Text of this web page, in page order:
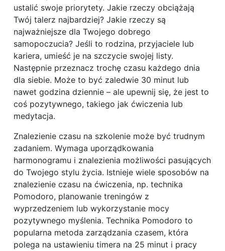
ustalić swoje priorytety. Jakie rzeczy obciążają
Twój talerz najbardziej? Jakie rzeczy są
najważniejsze dla Twojego dobrego
samopoczucia? Jeśli to rodzina, przyjaciele lub
kariera, umieść je na szczycie swojej listy.
Następnie przeznacz trochę czasu każdego dnia
dla siebie. Może to być zaledwie 30 minut lub
nawet godzina dziennie – ale upewnij się, że jest to
coś pozytywnego, takiego jak ćwiczenia lub
medytacja.
Znalezienie czasu na szkolenie może być trudnym
zadaniem. Wymaga uporządkowania
harmonogramu i znalezienia możliwości pasujących
do Twojego stylu życia. Istnieje wiele sposobów na
znalezienie czasu na ćwiczenia, np. technika
Pomodoro, planowanie treningów z
wyprzedzeniem lub wykorzystanie mocy
pozytywnego myślenia. Technika Pomodoro to
popularna metoda zarządzania czasem, która
polega na ustawieniu timera na 25 minut i pracy